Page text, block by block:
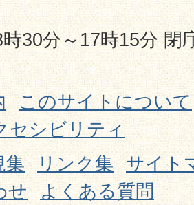
30分～17時15分 閉
このサイトについて
セシビリティ
集
リンク集
サイト
せ
よくある質問